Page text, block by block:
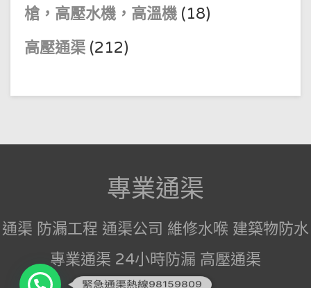
槍，高壓水機，高溫機 (18)
高壓通渠 (212)
專業通渠
通渠 防漏工程 通渠公司 維修水喉 建築物防水
專業通渠 24小時防漏 高壓通渠
緊急通渠熱線98159809